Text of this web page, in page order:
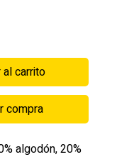
carrito
compra
algodón, 20%